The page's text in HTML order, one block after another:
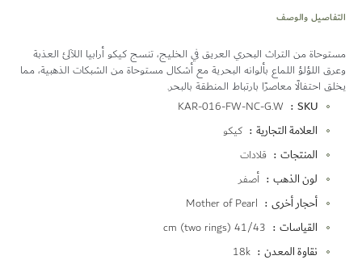
التفاصيل والوصف
مستوحاة من التراث البحري العريق في الخليج، تنسج كيكو أرابيا اللآلئ العذبة
وعرق اللؤلؤ اللماع بألوانه البحرية مع أشكال مستوحاة من الشبكات الذهبية، مما
يخلق احتفالًا معاصرًا بارتباط المنطقة بالبحر.
المزيد
المعلومات
SKU
KAR-016-FW-NC-G.W
العلامة التجارية
كيكو
المنتجات
قلادات
لون الذهب
أصفر
أحجار أخرى
Mother of Pearl
القياسات
41/43 cm (two rings)
نقاوة المعدن
18k